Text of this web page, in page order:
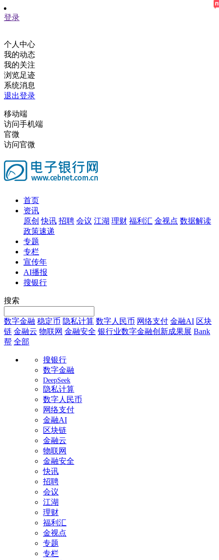
登录
个人中心
我的动态
我的关注
浏览足迹
系统消息
退出登录
移动端
访问手机端
官微
访问官微
首页
资讯
原创 快讯 招聘 会议 江湖 理财 福利汇 金视点 数据解读
政策速递
专题
专栏
宣传年
AI播报
搜银行
搜索
数字金融 稳定币 隐私计算 数字人民币 网络支付 金融AI 区块
链 金融云 物联网 金融安全 银行业数字金融创新成果展 Bank
帮 全部
搜银行
数字金融
DeepSeek
隐私计算
数字人民币
网络支付
金融AI
区块链
金融云
物联网
金融安全
快讯
招聘
会议
江湖
理财
福利汇
金视点
专题
专栏